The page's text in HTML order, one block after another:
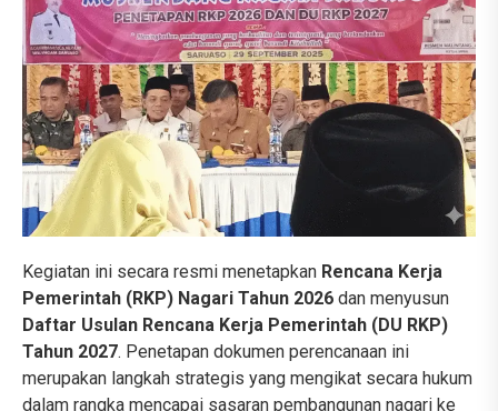
Kegiatan ini secara resmi menetapkan Rencana Kerja
Pemerintah (RKP) Nagari Tahun 2026 dan menyusun
Daftar Usulan Rencana Kerja Pemerintah (DU RKP)
Tahun 2027. Penetapan dokumen perencanaan ini
merupakan langkah strategis yang mengikat secara hukum
dalam rangka mencapai sasaran pembangunan nagari ke